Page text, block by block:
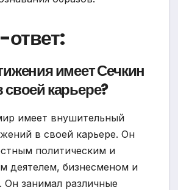
имеет Сечкин
карьере?
имеет внушительный
в своей карьере. Он
политическим и
деятелем, бизнесменом и
Он занимал различные